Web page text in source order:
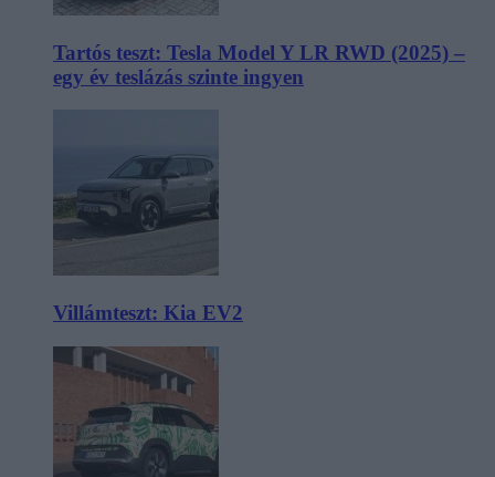
Tartós teszt: Tesla Model Y LR RWD (2025) –
egy év teslázás szinte ingyen
Villámteszt: Kia EV2